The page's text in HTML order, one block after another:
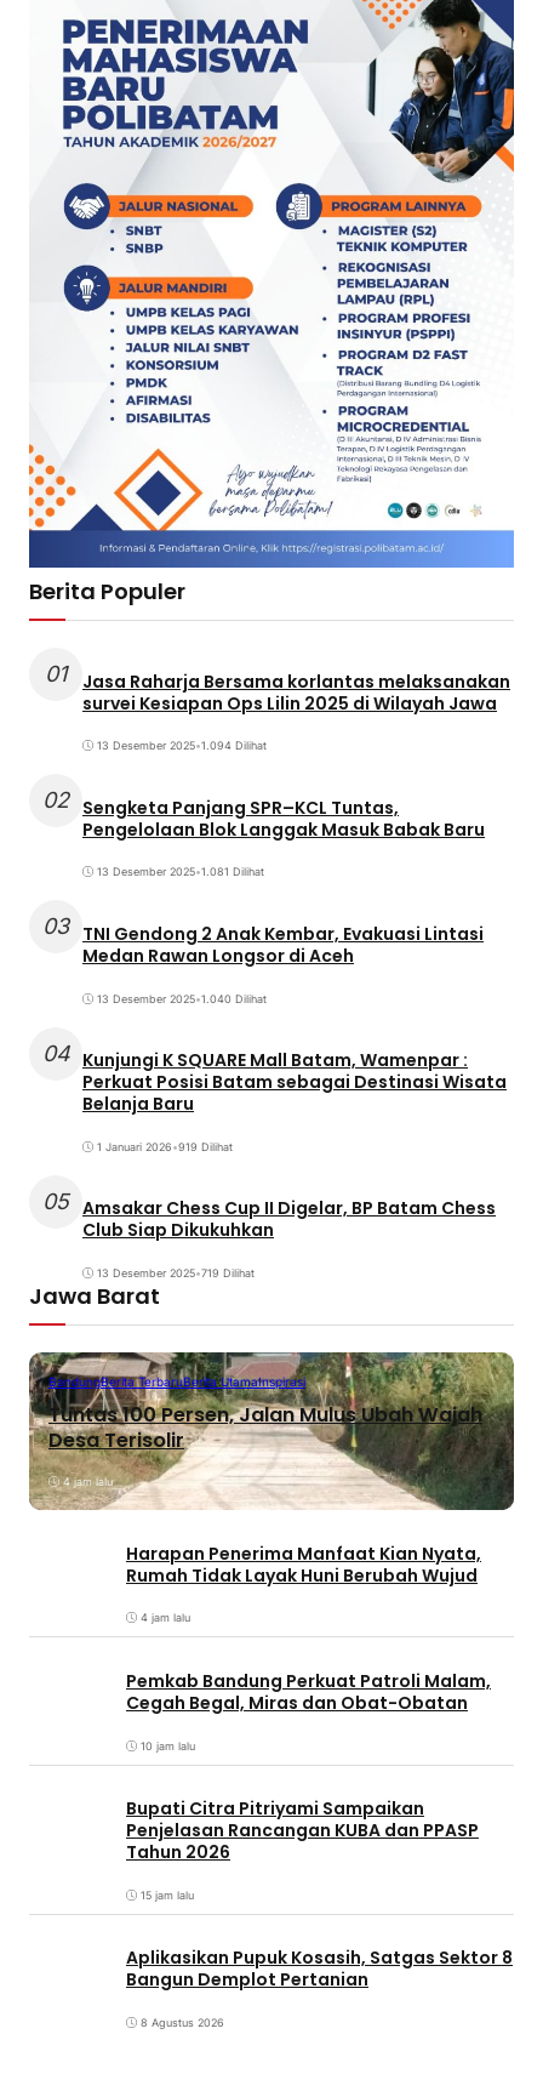
Berita Populer
01
Jasa Raharja Bersama korlantas melaksanakan
survei Kesiapan Ops Lilin 2025 di Wilayah Jawa
13 Desember 2025•1.094 Dilihat
02 Sengketa Panjang SPR–KCL Tuntas,
Pengelolaan Blok Langgak Masuk Babak Baru
13 Desember 2025•1.081 Dilihat
03 TNI Gendong 2 Anak Kembar, Evakuasi Lintasi
Medan Rawan Longsor di Aceh
13 Desember 2025•1.040 Dilihat
04 Kunjungi K SQUARE Mall Batam, Wamenpar :
Perkuat Posisi Batam sebagai Destinasi Wisata
Belanja Baru
1 Januari 2026•919 Dilihat
05 Amsakar Chess Cup II Digelar, BP Batam Chess
Club Siap Dikukuhkan
13 Desember 2025•719 Dilihat
Jawa Barat
BandungBerita TerbaruBerita UtamaInspirasi
Tuntas 100 Persen, Jalan Mulus Ubah Wajah
Desa Terisolir
4 jam lalu
Harapan Penerima Manfaat Kian Nyata,
Rumah Tidak Layak Huni Berubah Wujud
4 jam lalu
Pemkab Bandung Perkuat Patroli Malam,
Cegah Begal, Miras dan Obat-Obatan
10 jam lalu
Bupati Citra Pitriyami Sampaikan
Penjelasan Rancangan KUBA dan PPASP
Tahun 2026
15 jam lalu
Aplikasikan Pupuk Kosasih, Satgas Sektor 8
Bangun Demplot Pertanian
8 Agustus 2026